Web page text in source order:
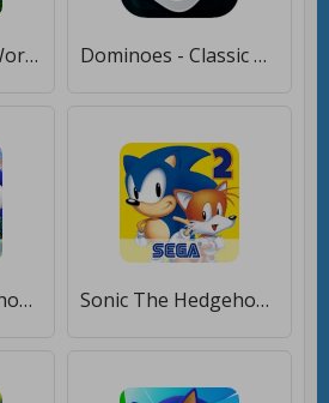
Classic Solitaire World [Много денег] Dominoes - Classic Dominos Game [Много денег]
Sonic The Hedgehog 4 Ep. II [Много денег] Sonic The Hedgehog 2 Classic [Бесплатные покупки]